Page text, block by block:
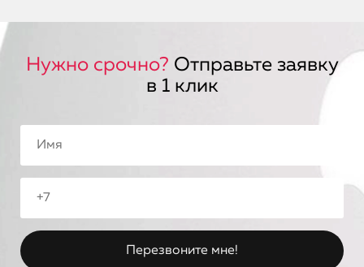
Нужно срочно? Отправьте заявку
в 1 клик